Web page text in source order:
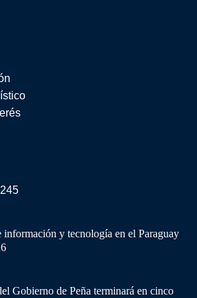
información y tecnología en el Paraguay
Gobierno de Peña terminará en cinco